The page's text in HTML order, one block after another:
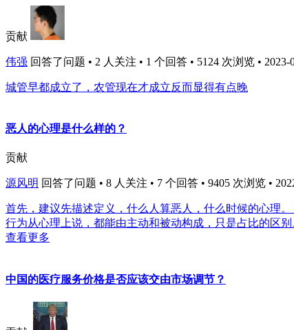
贡献
伟强 回答了问题 • 2 人关注 • 1 个回答 • 5124 次浏览 • 2023-
城管早都成立了，农管现在才成立反而显得有点晚
恶人的心理是什么样的？
贡献
源风明 回答了问题 • 8 人关注 • 7 个回答 • 9405 次浏览 •
首先，建议先描述定义，什么人算恶人，什么时候的心理
行为从心理上说，都能由主动和被动构成，只是占比的区
查看更多
中国的医疗服务价格是否应该交由市场调节？